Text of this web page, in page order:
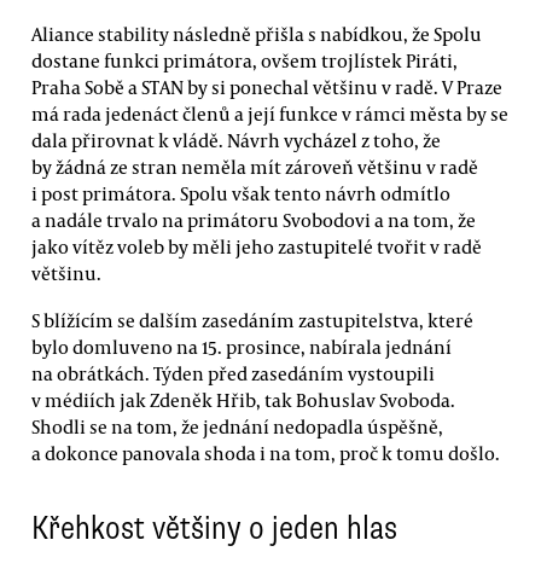
Aliance stability následně přišla s nabídkou, že Spolu
dostane funkci primátora, ovšem trojlístek Piráti,
Praha Sobě a STAN by si ponechal většinu v radě. V Praze
má rada jedenáct členů a její funkce v rámci města by se
dala přirovnat k vládě. Návrh vycházel z toho, že
by žádná ze stran neměla mít zároveň většinu v radě
i post primátora. Spolu však tento návrh odmítlo
a nadále trvalo na primátoru Svobodovi a na tom, že
jako vítěz voleb by měli jeho zastupitelé tvořit v radě
většinu.
S blížícím se dalším zasedáním zastupitelstva, které
bylo domluveno na 15. prosince, nabírala jednání
na obrátkách. Týden před zasedáním vystoupili
v médiích jak Zdeněk Hřib, tak Bohuslav Svoboda.
Shodli se na tom, že jednání nedopadla úspěšně,
a dokonce panovala shoda i na tom, proč k tomu došlo.
Křehkost většiny o jeden hlas